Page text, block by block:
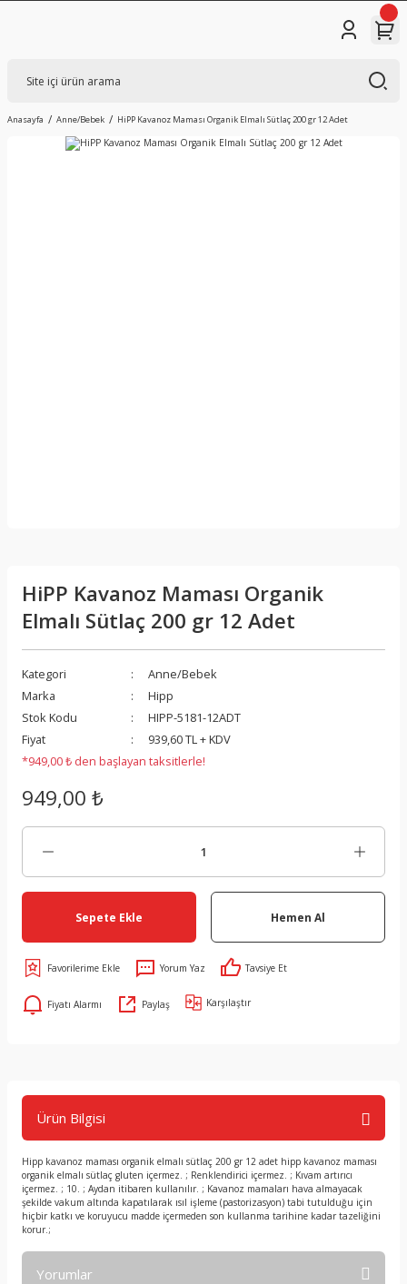
Anasayfa Anne/Bebek HiPP Kavanoz Maması Organik Elmalı Sütlaç 200 gr 12 Adet
HiPP Kavanoz Maması Organik
Elmalı Sütlaç 200 gr 12 Adet
Kategori
Anne/Bebek
Marka
Hipp
Stok Kodu
HIPP-5181-12ADT
Fiyat
939,60 TL + KDV
*949,00 ₺ den başlayan taksitlerle!
949,00 ₺
Sepete Ekle Hemen Al
Yorum Yaz Tavsiye Et
Fiyatı Alarmı Paylaş Karşılaştır
Ürün Bilgisi
Hipp kavanoz maması organik elmalı sütlaç 200 gr 12 adet hipp kavanoz maması
organik elmalı sütlaç gluten içermez. ; Renklendirici içermez. ; Kıvam artırıcı
içermez. ; 10. ; Aydan itibaren kullanılır. ; Kavanoz mamaları hava almayacak
şekilde vakum altında kapatılarak ısıl işleme (pastorizasyon) tabi tutulduğu için
hiçbir katkı ve koruyucu madde içermeden son kullanma tarihine kadar tazeliğini
korur.;
Yorumlar